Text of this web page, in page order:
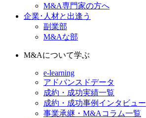
M&A専門家の方へ
企業･人材と出逢う
副業部
M&Aな部
M&Aについて学ぶ
e-learning
アドバンスドデータ
成約・成功実績一覧
成約・成功事例インタビュー
事業承継・M&Aコラム一覧